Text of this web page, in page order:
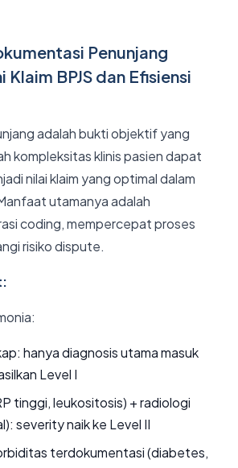
Penunjang
Klaim BPJS dan Efisiensi
adalah bukti objektif yang
kompleksitas klinis pasien dapat
nilai klaim yang optimal dalam
utamanya adalah
coding, mempercepat proses
risiko dispute.
hanya diagnosis utama masuk
Level I
tinggi, leukositosis) + radiologi
severity naik ke Level II
terdokumentasi (diabetes,